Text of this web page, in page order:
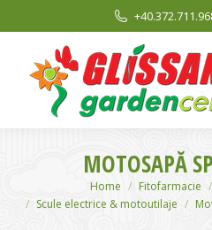
MOTOSAPĂ
You are here:Home Fitofarmacie
Scule electrice & motoutilaje